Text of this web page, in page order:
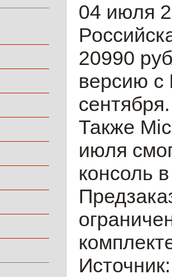
04 июля
20990
версию с
сентября.
Также
июля
консоль